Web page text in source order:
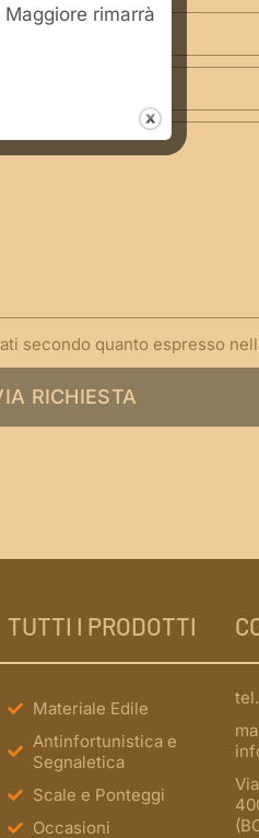
secondo quanto espresso
RICHIESTA
TUTTI I PRODOTTI
Materiale Edile
Antinfortunistica e
Segnaletica
Scale e Ponteggi
Occasioni
rimarrà